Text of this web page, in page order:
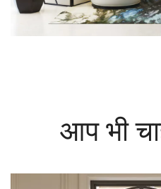
आप भी